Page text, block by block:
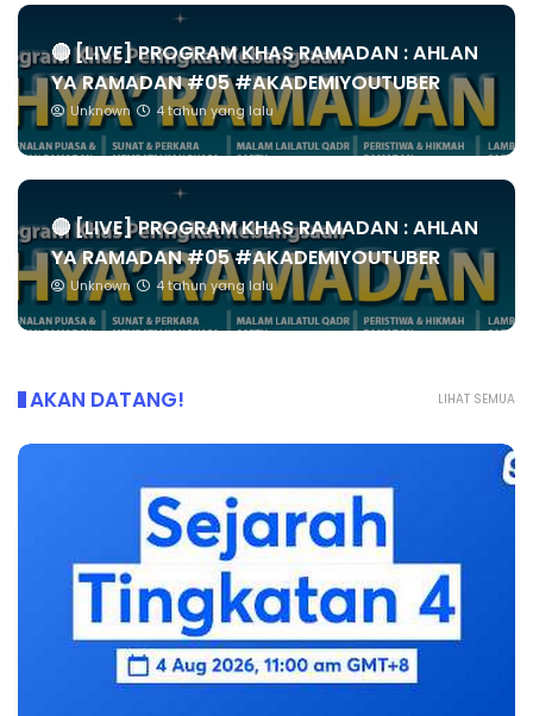
🔴 [LIVE] PROGRAM KHAS RAMADAN : AHLAN
YA RAMADAN #05 #AKADEMIYOUTUBER
Unknown 4 tahun yang lalu
🔴 [LIVE] PROGRAM KHAS RAMADAN : AHLAN
YA RAMADAN #05 #AKADEMIYOUTUBER
Unknown 4 tahun yang lalu
LIHAT SEMUA
AKAN DATANG!